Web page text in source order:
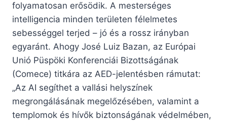
folyamatosan erősödik. A mesterséges
intelligencia minden területen félelmetes
sebességgel terjed – jó és a rossz irányban
egyaránt. Ahogy José Luiz Bazan, az Európai
Unió Püspöki Konferenciái Bizottságának
(Comece) titkára az AED-jelentésben rámutat:
„Az AI segíthet a vallási helyszínek
megrongálásának megelőzésében, valamint a
templomok és hívők biztonságának védelmében,